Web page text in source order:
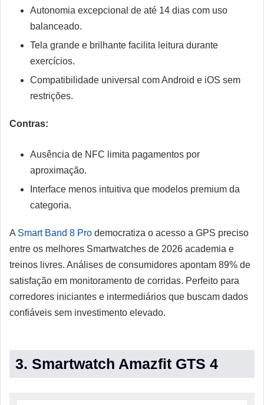
Autonomia excepcional de até 14 dias com uso
balanceado.
Tela grande e brilhante facilita leitura durante
exercícios.
Compatibilidade universal com Android e iOS sem
restrições.
Contras:
Ausência de NFC limita pagamentos por
aproximação.
Interface menos intuitiva que modelos premium da
categoria.
A Smart Band 8 Pro democratiza o acesso a GPS preciso
entre os melhores Smartwatches de 2026 academia e
treinos livres. Análises de consumidores apontam 89% de
satisfação em monitoramento de corridas. Perfeito para
corredores iniciantes e intermediários que buscam dados
confiáveis sem investimento elevado.
3. Smartwatch Amazfit GTS 4